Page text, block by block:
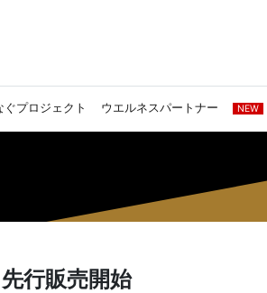
ぐプロジェクト ウエルネスパートナー NEW
行販売開始